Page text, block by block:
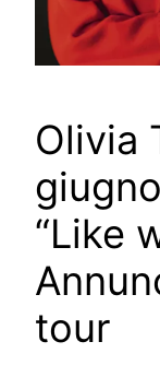
Olivia
“Like
tour